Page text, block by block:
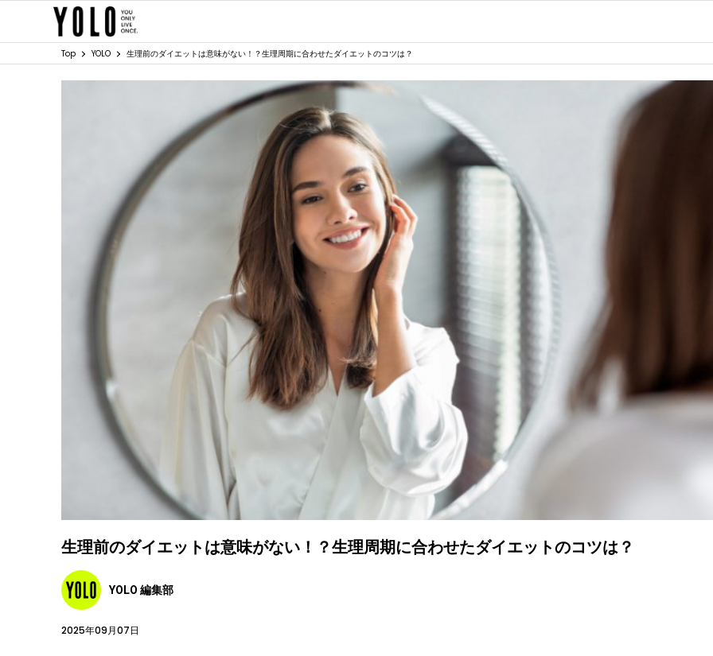
Top YOLO 生理前のダイエットは意味がない！？生理周期に合わせたダイエットのコツは？
生理前のダイエットは意味がない！？生理周期に合わせたダイエットのコツは？
YOLO 編集部
2025年09月07日